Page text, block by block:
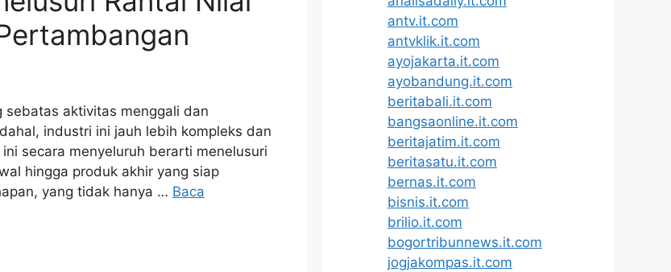
aktivitas menggali dan
industri ini jauh lebih kompleks dan
secara menyeluruh berarti menelusuri
hingga produk akhir yang siap
yang tidak hanya … Baca
antv.it.com
antvklik.it.com
ayojakarta.it.com
ayobandung.it.com
beritabali.it.com
bangsaonline.it.com
beritajatim.it.com
beritasatu.it.com
bernas.it.com
bisnis.it.com
brilio.it.com
bogortribunnews.it.com
jogjakompas.it.com